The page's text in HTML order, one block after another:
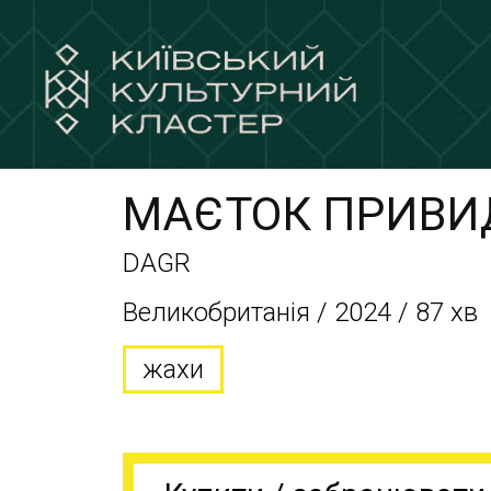
МАЄТОК
DAGR
Великобританія / 2024 / 87 хв
жахи